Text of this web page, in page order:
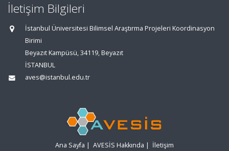
İletişim Bilgileri
İstanbul Üniversitesi Bilimsel Araştırma Projeleri Koordinasyon
Birimi
Beyazıt Kampüsü, 34119, Beyazıt
İSTANBUL
aves@istanbul.edu.tr
Ana Sayfa | AVESİS Hakkında | İletişim